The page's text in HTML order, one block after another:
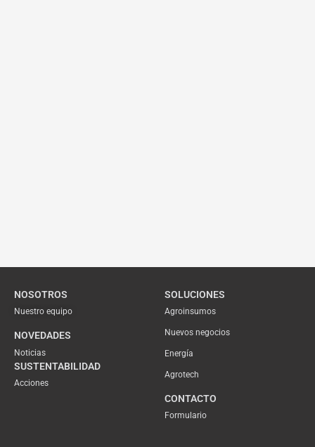
NOSOTROS
Nuestro equipo
NOVEDADES
Noticias
SUSTENTABILIDAD
Acciones
SOLUCIONES
Agroinsumos
Nuevos negocios
Energía
Agrotech
CONTACTO
Formulario